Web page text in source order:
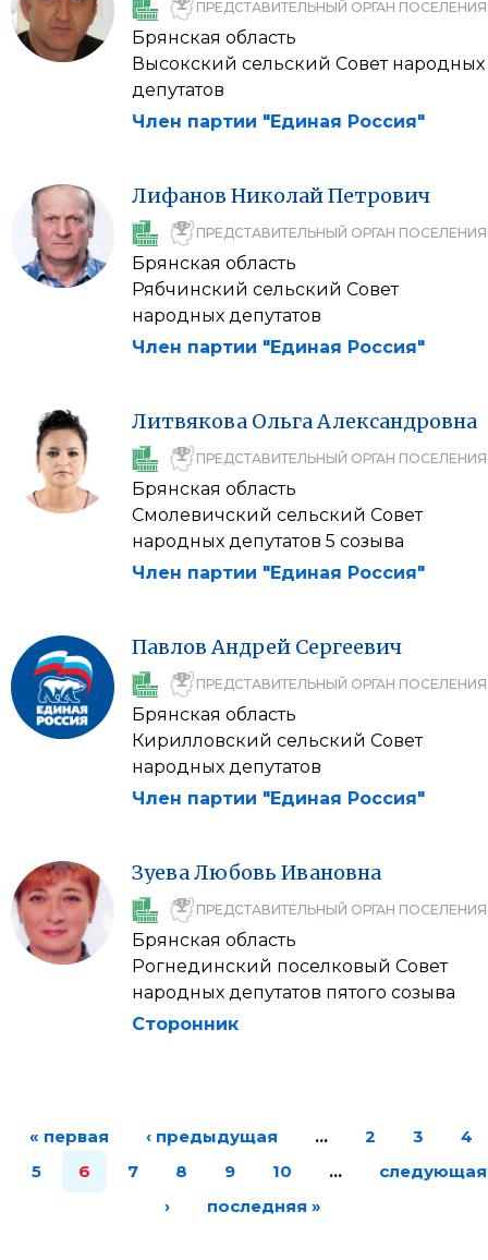
ПРЕДСТАВИТЕЛЬНЫЙ ОРГАН ПОСЕЛЕНИЯ
Брянская область
Высокский сельский Совет народных
депутатов
Член партии "Единая Россия"
Лифанов НиколайПетрович
ПРЕДСТАВИТЕЛЬНЫЙ ОРГАН ПОСЕЛЕНИЯ
Брянская область
Рябчинский сельский Совет
народных депутатов
Член партии "Единая Россия"
Литвякова ОльгаАлександровна
ПРЕДСТАВИТЕЛЬНЫЙ ОРГАН ПОСЕЛЕНИЯ
Брянская область
Смолевичский сельский Совет
народных депутатов 5 созыва
Член партии "Единая Россия"
Павлов Андрей Сергеевич
ПРЕДСТАВИТЕЛЬНЫЙ ОРГАН ПОСЕЛЕНИЯ
Брянская область
Кирилловский сельский Совет
народных депутатов
Член партии "Единая Россия"
ЗуеваЛюбовь Ивановна
ПРЕДСТАВИТЕЛЬНЫЙ ОРГАН ПОСЕЛЕНИЯ
Брянская область
Рогнединский поселковый Совет
народных депутатов пятого созыва
Сторонник
« первая ‹ предыдущая … 2 3
4
5
6 7 8 9 10 …
следующая
›
последняя »